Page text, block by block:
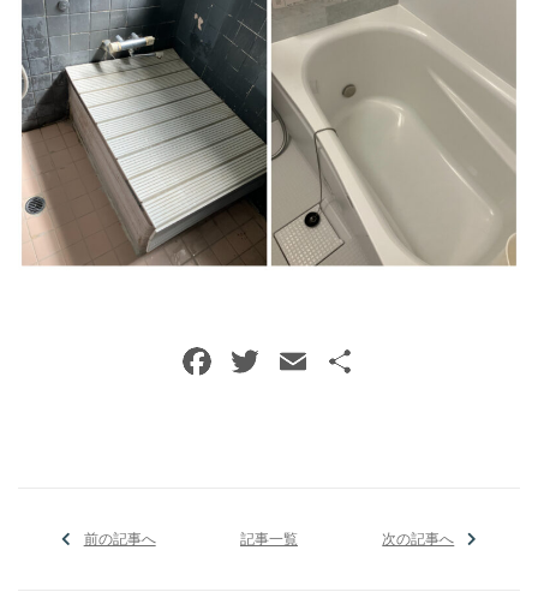
前の記事へ 記事一覧 次の記事へ